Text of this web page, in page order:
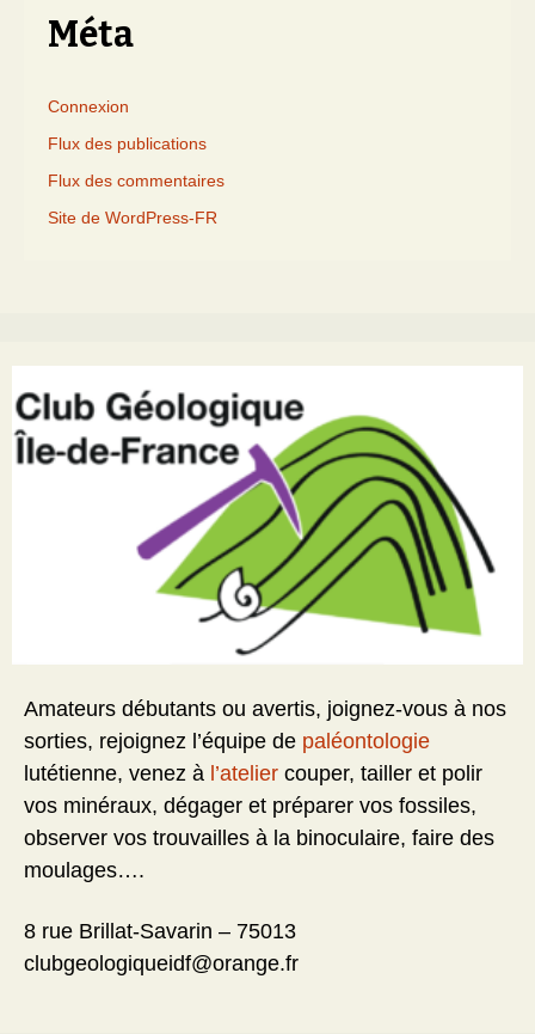
Méta
Connexion
Flux des publications
Flux des commentaires
Site de WordPress-FR
Amateurs débutants ou avertis, joignez-vous à nos
sorties, rejoignez l’équipe de paléontologie
lutétienne, venez à l’atelier couper, tailler et polir
vos minéraux, dégager et préparer vos fossiles,
observer vos trouvailles à la binoculaire, faire des
moulages….
8 rue Brillat-Savarin – 75013
clubgeologiqueidf@orange.fr